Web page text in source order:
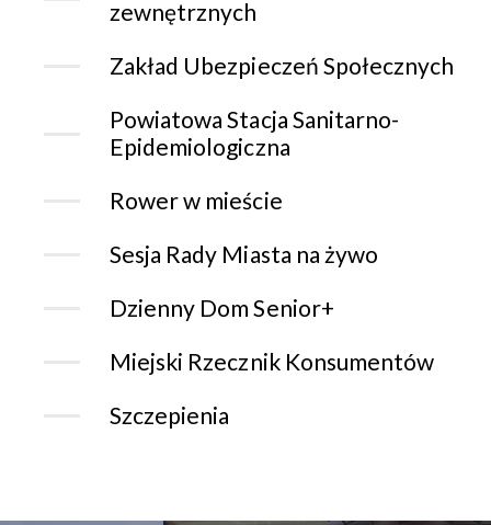
zewnętrznych
Zakład Ubezpieczeń Społecznych
Powiatowa Stacja Sanitarno-
Epidemiologiczna
Rower w mieście
Sesja Rady Miasta na żywo
Dzienny Dom Senior+
Miejski Rzecznik Konsumentów
Szczepienia